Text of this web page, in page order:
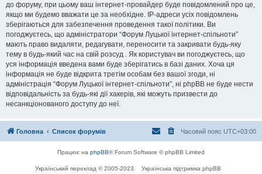
до форуму, при цьому ваш інтернет-провайдер буде повідомлений про це,
якщо ми будемо вважати це за необхідне. IP-адреси усіх повідомлень
зберігаються для забезпечення проведення такої політики. Ви
погоджуєтесь, що адміністратори “Форум Луцької інтернет-спільноти”
мають право видаляти, редагувати, переносити та закривати будь-яку
тему в будь-який час на свій розсуд . Як користувач ви погоджуєтесь, що
уся інформація введена вами буде зберігатись в базі даних. Хоча ця
інформація не буде відкрита третім особам без вашої згоди, ні
адміністрація “Форум Луцької інтернет-спільноти”, ні phpBB не буде нести
відповідальність за будь-які дії хакерів, які можуть призвести до
несанкціонованого доступу до неї.
Головна Список форумів Часовий пояс UTC+03:00
Працює на phpBB® Forum Software © phpBB Limited
Український переклад © 2005-2023 Українська підтримка phpBB